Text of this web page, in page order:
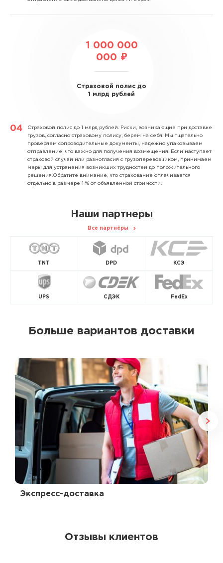
1 000 000
000 ₽
Страховой полис до
1 млрд рублей
Страховой полис до 1 млрд рублей. Риски, возникающие при доставке
грузов, согласно страховому полису, берем на себя. Мы тщательно
проверяем сопроводительные документы, надежно упаковываем
отправление, что важно для получения возмещения. Если наступает
страховой случай или разногласия с грузоперевозчиком, принимаем
меры для устранения возникших трудностей до положительного
решения.Обратите внимание, что страхование оплачивается
отдельно в размере 1 % от объявленной стоимости.
Наши партнеры
Все партнёры
TNT DPD КСЭ
UPS СДЭК FedEx
Больше вариантов доставки
Экспресс-доставка
Отзывы клиентов